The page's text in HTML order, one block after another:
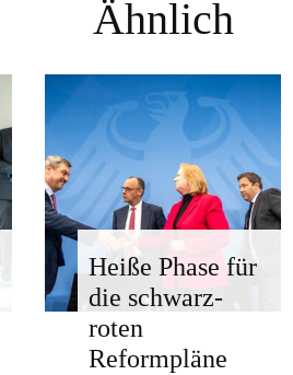
Ähnlich
Heiße Phase für
die schwarz-
roten
Reformpläne